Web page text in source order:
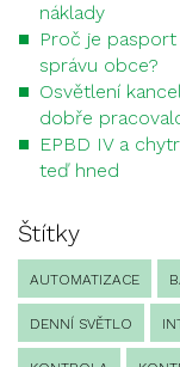
náklady
Proč je
správu obce?
Osvětlení
dobře
EPBD IV a
teď hned
Štítky
AUTOMATIZACE
DENNÍ SVĚTLO